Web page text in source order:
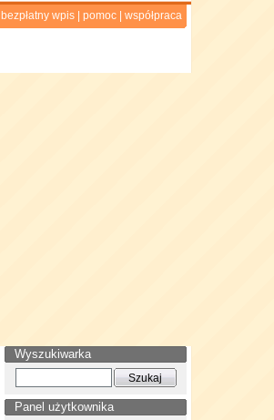
wpis pomoc współpraca
Wyszukiwarka
Panel użytkownika